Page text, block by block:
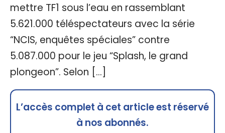
mettre TF1 sous l’eau en rassemblant
5.621.000 téléspectateurs avec la série
“NCIS, enquêtes spéciales” contre
5.087.000 pour le jeu “Splash, le grand
plongeon”. Selon […]
L’accès complet à cet article est réservé
à nos abonnés.